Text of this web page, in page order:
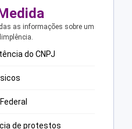
as informações sobre um
do CNPJ
de protestos